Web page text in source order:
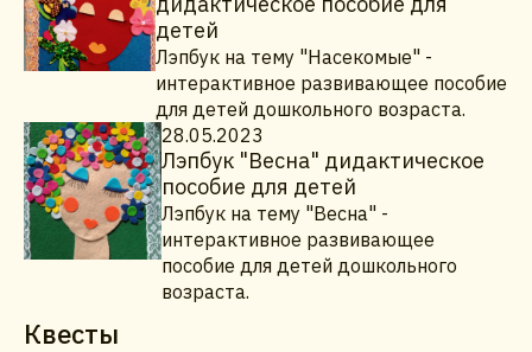
детей
Лэпбук на тему "Насекомые" -
интерактивное развивающее пособие
для детей дошкольного возраста.
28.05.2023
Лэпбук "Весна" дидактическое
пособие для детей
Лэпбук на тему "Весна" -
интерактивное развивающее
пособие для детей дошкольного
возраста.
Квесты